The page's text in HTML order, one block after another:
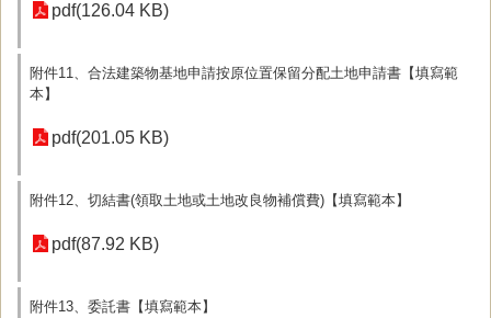
pdf(126.04 KB)
附件11、合法建築物基地申請按原位置保留分配土地申請書【填寫範
本】
pdf(201.05 KB)
附件12、切結書(領取土地或土地改良物補償費)【填寫範本】
pdf(87.92 KB)
附件13、委託書【填寫範本】